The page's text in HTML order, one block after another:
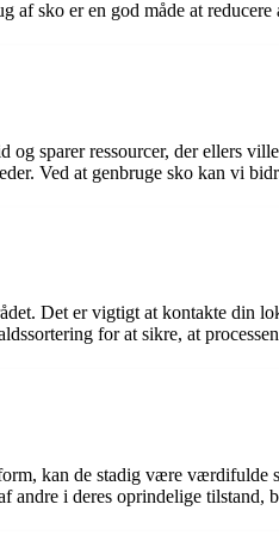
af sko er en god måde at
sparer ressourcer, der ellers
Ved at genbruge sko kan vi
Det er vigtigt at kontakte din
for at sikre, at
kan de stadig være
andre i deres oprindelige